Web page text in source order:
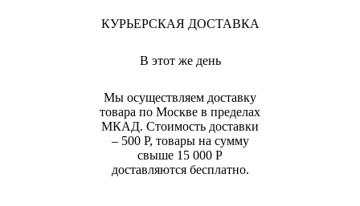
КУРЬЕРСКАЯ ДОСТАВКА
В этот же день
Мы осуществляем доставку
товара по Москве в пределах
МКАД. Стоимость доставки
– 500 Р, товары на сумму
свыше 15 000 Р
доставляются бесплатно.